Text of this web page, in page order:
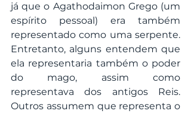
já que o Agathodaimon Grego (um
espírito pessoal) era também
representado como uma serpente.
Entretanto, alguns entendem que
ela representaria também o poder
do mago, assim como
representava dos antigos Reis.
Outros assumem que representa o